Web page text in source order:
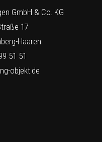
GmbH & Co. KG
17
Haaren
51 51
objekt.de